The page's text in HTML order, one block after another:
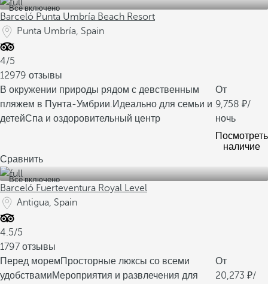
Все включено
Barceló Punta Umbría Beach Resort
Punta Umbría, Spain
4/5
12979 отзывы
В окружении природы рядом с девственным
пляжем в Пунта-Умбрии.Идеально для семьи и
детейСпа и оздоровительный центр
От
9,758
/
ночь
Посмотреть
наличие
Сравнить
Все включено
Barceló Fuerteventura Royal Level
Antigua, Spain
4.5/5
1797 отзывы
Перед моремПросторные люксы со всеми
удобствамиМероприятия и развлечения для
От
20,273
/